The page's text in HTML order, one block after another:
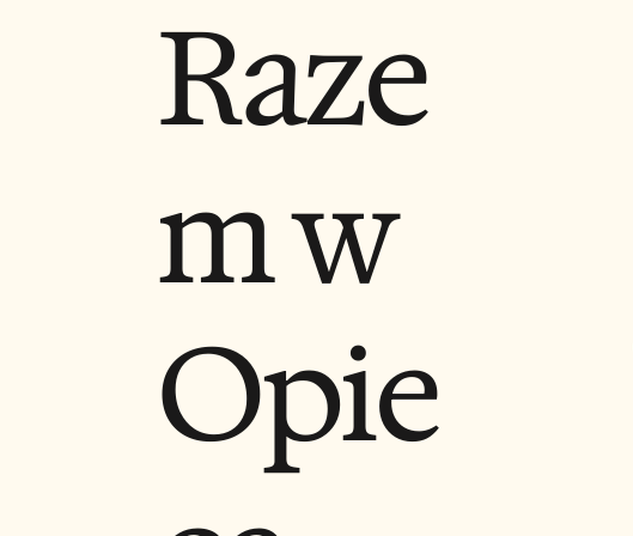
Raze
m w
Opie